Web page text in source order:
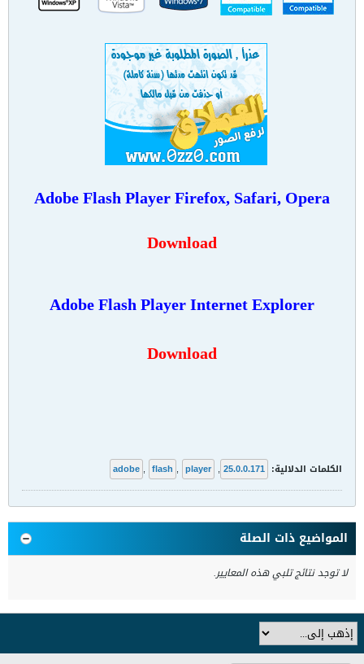
Adobe Flash Player Firefox, Safari, Opera
Download
Adobe Flash Player Internet Explorer
Download
الكلمات الدلالية: 25.0.0.171
,
adobe , flash , player
المواضيع ذات الصلة
لا توجد نتائج تلبي هذه المعايير.